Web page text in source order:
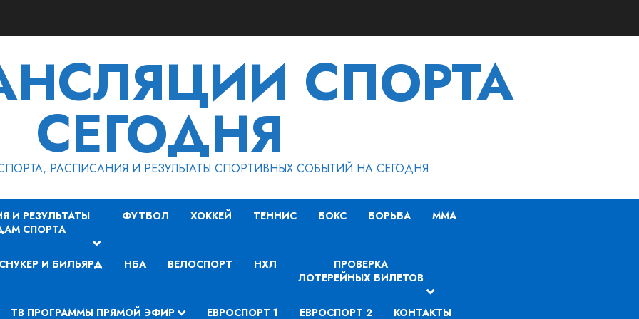
СПОРТА
СЕГОДНЯ
РАСПИСАНИЯ И РЕЗУЛЬТАТЫ СПОРТИВНЫХ СОБЫТИЙ НА СЕГОДНЯ
И РЕЗУЛЬТАТЫ
СПОРТА
ФУТБОЛ ХОККЕЙ ТЕННИС БОКС БОРЬБА MMA
СНУКЕР И БИЛЬЯРД НБА ВЕЛОСПОРТ НХЛ
ПРОВЕРКА
ЛОТЕРЕЙНЫХ БИЛЕТОВ
ТВ ПРОГРАММЫ ПРЯМОЙ ЭФИР ЕВРОСПОРТ 1 ЕВРОСПОРТ 2 КОНТАКТЫ